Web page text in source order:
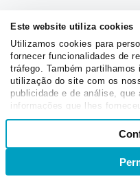
Este website utiliza cookies
Utilizamos cookies para
fornecer funcionalidades de
tráfego. Também
utilização do site com os
publicidade e de análise,
informações que lhes
sua utilização dos respetivos
Seleção
consentimento
Preferências
Siga nossas
Quer saber mais sobre
nossas redes sociais
Fique por dentro